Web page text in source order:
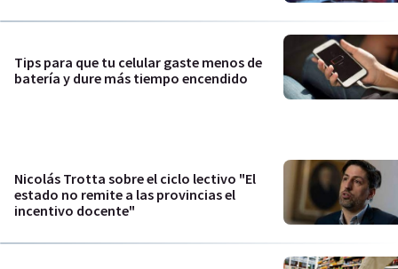
Tips para que tu celular gaste menos de
batería y dure más tiempo encendido
Nicolás Trotta sobre el ciclo lectivo "El
estado no remite a las provincias el
incentivo docente"